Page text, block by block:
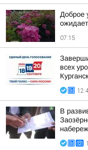
Доброе
07:15
всех
В